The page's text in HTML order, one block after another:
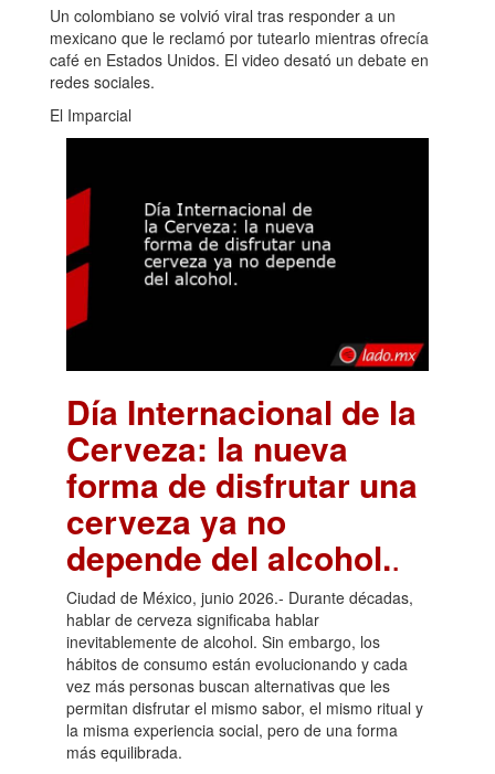
Un colombiano se volvió viral tras responder a un
mexicano que le reclamó por tutearlo mientras ofrecía
café en Estados Unidos. El video desató un debate en
redes sociales.
El Imparcial
Día Internacional de la
Cerveza: la nueva
forma de disfrutar una
cerveza ya no
depende del alcohol..
Ciudad de México, junio 2026.- Durante décadas,
hablar de cerveza significaba hablar
inevitablemente de alcohol. Sin embargo, los
hábitos de consumo están evolucionando y cada
vez más personas buscan alternativas que les
permitan disfrutar el mismo sabor, el mismo ritual y
la misma experiencia social, pero de una forma
más equilibrada.